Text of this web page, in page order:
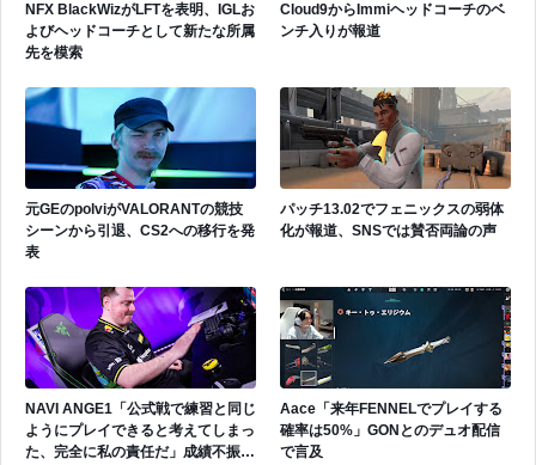
NFX BlackWizがLFTを表明、IGLお
よびヘッドコーチとして新たな所属
先を模索
Cloud9からImmiヘッドコーチのベ
ンチ入りが報道
元GEのpolviがVALORANTの競技
シーンから引退、CS2への移行を発
表
パッチ13.02でフェニックスの弱体
化が報道、SNSでは賛否両論の声
NAVI ANGE1「公式戦で練習と同じ
ようにプレイできると考えてしまっ
た、完全に私の責任だ」成績不振を
Aace「来年FENNELでプレイする
確率は50%」GONとのデュオ配信
で言及